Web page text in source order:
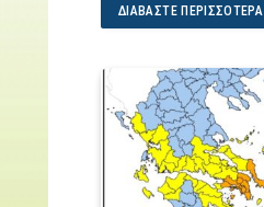
ΔΙΑΒΆΣΤΕ ΠΕΡΙΣΣΌΤΕΡΑ